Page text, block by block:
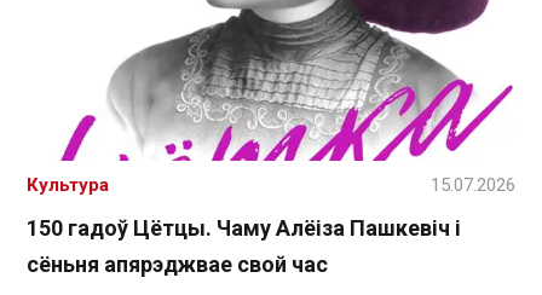
150 гадоў Цётцы. Чаму Алёіза Пашкевіч і
сёньня апярэджвае свой час
Культура 15.07.2026